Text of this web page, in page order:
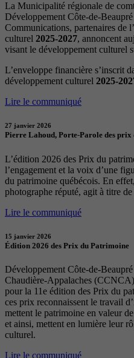
La Municipalité régionale de
Développement Côte-de-
Communications, partenaires de
culturel 2025-2027, annoncent
visant le développement culturel
L’enveloppe financière s’inscrit
développement culturel 2025-
Lire le communiqué
27 janvier 2026
Pierre Lahoud, Porte-Parole des prix
L’édition 2026 des Prix du
l’engagement et la voix d’une
du patrimoine québécois. En
photographe réputé, agit à titre
Lire le communiqué
15 janvier 2026
Édition 2026 des Prix du Patrimoine
Développement Côte-de-
Chaudière-Appalaches
pour la 11e édition des Prix du
ces prix reconnaissent le travail
mettent le patrimoine en valeur
et ainsi, mettent en lumière leur
culturel.
Lire le communiqué